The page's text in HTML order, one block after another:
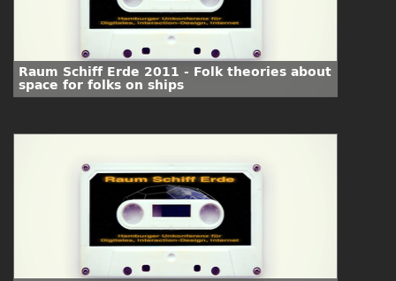
Raum Schiff Erde 2011 - Folk theories about
space for folks on ships